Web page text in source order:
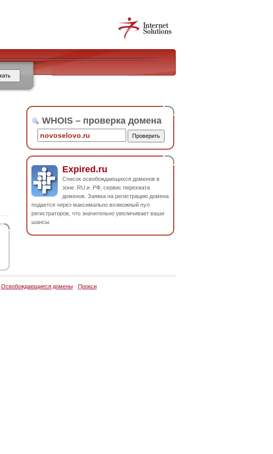
WHOIS – проверка домена
Expired.ru
Список освобождающихся доменов в
зоне .RU и .РФ, сервис перехвата
доменов. Заявка на регистрацию домена
подается через максимально возможный пул
регистраторов, что значительно увеличивает ваши
шансы.
Освобождающиеся домены· Прокси